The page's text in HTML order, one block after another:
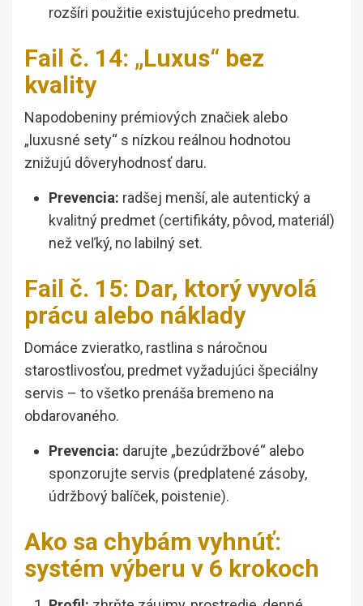
rozšíri použitie existujúceho predmetu.
Fail č. 14: „Luxus“ bez
kvality
Napodobeniny prémiových značiek alebo
„luxusné sety“ s nízkou reálnou hodnotou
znižujú dôveryhodnosť daru.
Prevencia: radšej menší, ale autentický a
kvalitný predmet (certifikáty, pôvod, materiál)
než veľký, no labilný set.
Fail č. 15: Dar, ktorý vyvolá
prácu alebo náklady
Domáce zvieratko, rastlina s náročnou
starostlivosťou, predmet vyžadujúci špeciálny
servis – to všetko prenáša bremeno na
obdarovaného.
Prevencia: darujte „bezúdržbové“ alebo
sponzorujte servis (predplatené zásoby,
údržbový balíček, poistenie).
Ako sa chybám vyhnúť:
systém výberu v 6 krokoch